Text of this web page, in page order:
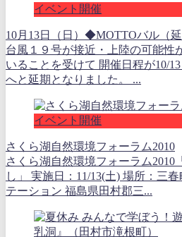
イベント開催
10月13日（日）◆MOTTOバル（延
台風１９号が接近・上陸の可能性
いることを受けて 開催日程が10/13
へと延期となりました。 ...
イベント開催
さくら湖自然環境フォーラム2010
さくら湖自然環境フォーラム2010
し」 実施日：11/13(土) 場所：三
テーション 福島県田村郡三...